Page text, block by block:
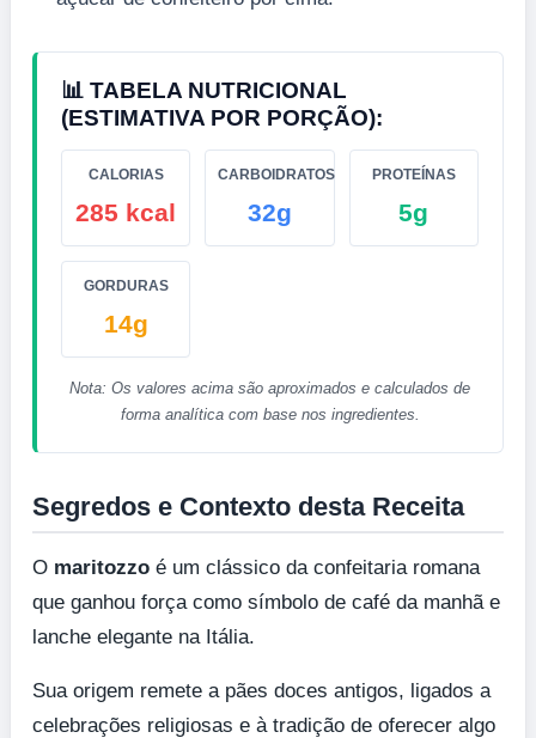
📊 TABELA NUTRICIONAL
(ESTIMATIVA POR PORÇÃO):
CALORIAS
285 kcal
CARBOIDRATOS
32g
PROTEÍNAS
5g
GORDURAS
14g
Nota: Os valores acima são aproximados e calculados de
forma analítica com base nos ingredientes.
Segredos e Contexto desta Receita
O maritozzo é um clássico da confeitaria romana
que ganhou força como símbolo de café da manhã e
lanche elegante na Itália.
Sua origem remete a pães doces antigos, ligados a
celebrações religiosas e à tradição de oferecer algo